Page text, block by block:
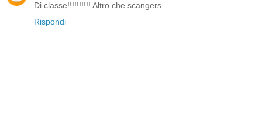
Di classe!!!!!!!!!! Altro che scangers...
Rispondi